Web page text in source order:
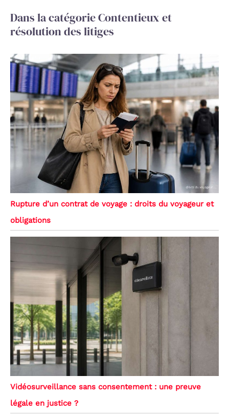
Dans la catégorie Contentieux et
résolution des litiges
Rupture d’un contrat de voyage : droits du voyageur et
obligations
Vidéosurveillance sans consentement : une preuve
légale en justice ?